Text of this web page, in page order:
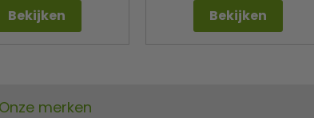
Bekijken
Bekijken
Onze merken